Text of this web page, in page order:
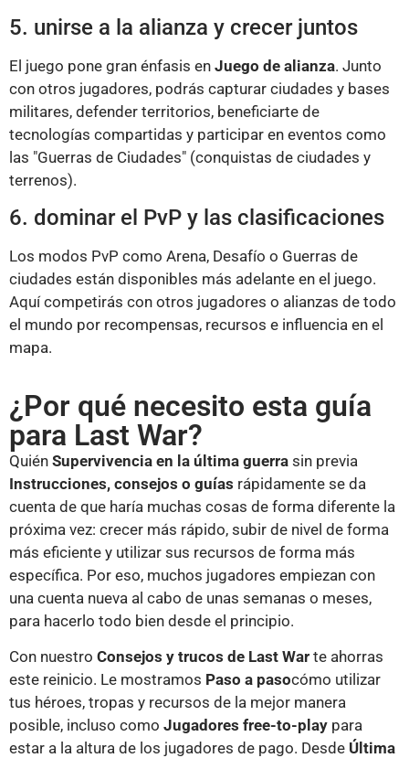
5. unirse a la alianza y crecer juntos
El juego pone gran énfasis en Juego de alianza. Junto
con otros jugadores, podrás capturar ciudades y bases
militares, defender territorios, beneficiarte de
tecnologías compartidas y participar en eventos como
las "Guerras de Ciudades" (conquistas de ciudades y
terrenos).
6. dominar el PvP y las clasificaciones
Los modos PvP como Arena, Desafío o Guerras de
ciudades están disponibles más adelante en el juego.
Aquí competirás con otros jugadores o alianzas de todo
el mundo por recompensas, recursos e influencia en el
mapa.
¿Por qué necesito esta guía
para Last War?
Quién Supervivencia en la última guerra sin previa
Instrucciones, consejos o guías rápidamente se da
cuenta de que haría muchas cosas de forma diferente la
próxima vez: crecer más rápido, subir de nivel de forma
más eficiente y utilizar sus recursos de forma más
específica. Por eso, muchos jugadores empiezan con
una cuenta nueva al cabo de unas semanas o meses,
para hacerlo todo bien desde el principio.
Con nuestro Consejos y trucos de Last War te ahorras
este reinicio. Le mostramos Paso a pasocómo utilizar
tus héroes, tropas y recursos de la mejor manera
posible, incluso como Jugadores free-to-play para
estar a la altura de los jugadores de pago. Desde Última